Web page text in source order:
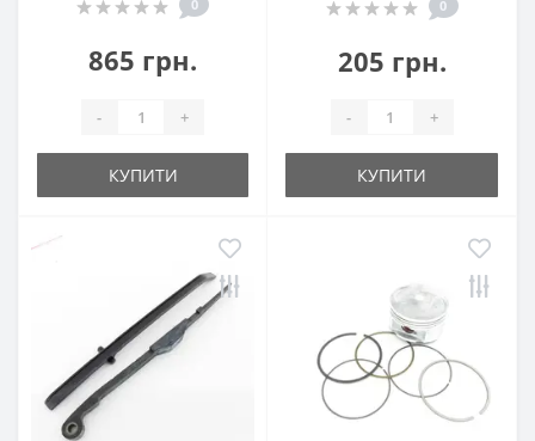
0
865 грн.
- +
КУПИТИ
0
205 грн.
- +
КУПИТИ